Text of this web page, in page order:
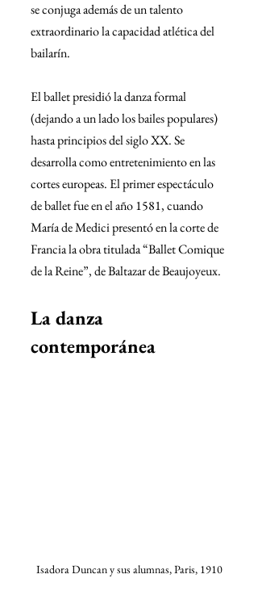
se conjuga además de un talento
extraordinario la capacidad atlética del
bailarín.
El ballet presidió la danza formal
(dejando a un lado los bailes populares)
hasta principios del siglo XX. Se
desarrolla como entretenimiento en las
cortes europeas. El primer espectáculo
de ballet fue en el año 1581, cuando
María de Medici presentó en la corte de
Francia la obra titulada “Ballet Comique
de la Reine”, de Baltazar de Beaujoyeux.
La danza
contemporánea
Isadora Duncan y sus alumnas, Paris, 1910